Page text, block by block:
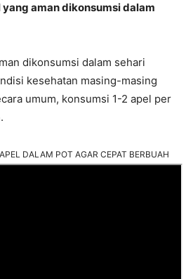
yang aman dikonsumsi dalam
dikonsumsi dalam sehari
kesehatan masing-masing
umum, konsumsi 1-2 apel per
DALAM POT AGAR CEPAT BERBUAH